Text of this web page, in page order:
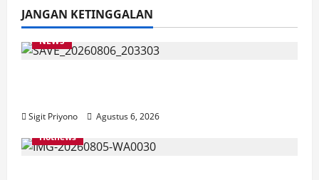
JANGAN KETINGGALAN
NEWS
Sigit Priyono
Agustus 6, 2026
Hotnews